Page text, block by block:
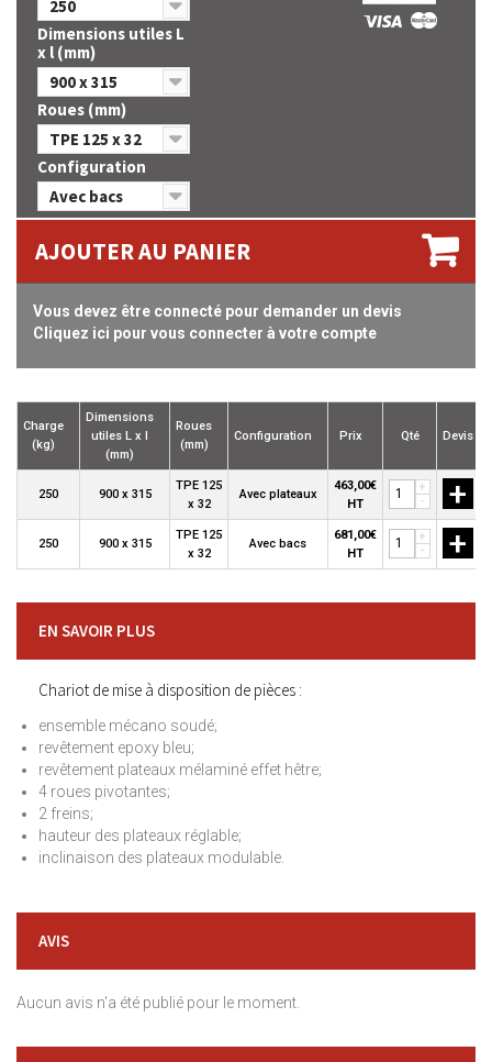
250
Dimensions utiles L
x l (mm)
900 x 315
Roues (mm)
TPE 125 x 32
Configuration
Avec bacs
AJOUTER AU PANIER
Vous devez être connecté pour demander un devis
Cliquez ici pour vous connecter à votre compte
Charge
(kg)
Dimensions
utiles L x l
(mm)
Roues
(mm)
Configuration Prix Qté Devis
250 900 x 315
TPE 125
x 32
Avec plateaux
463,00€
HT
+
-
+
250 900 x 315
TPE 125
x 32
Avec bacs
681,00€
HT
+
-
+
EN SAVOIR PLUS
Chariot de mise à disposition de pièces :
ensemble mécano soudé;
revêtement epoxy bleu;
revêtement plateaux mélaminé effet hêtre;
4 roues pivotantes;
2 freins;
hauteur des plateaux réglable;
inclinaison des plateaux modulable.
AVIS
Aucun avis n'a été publié pour le moment.